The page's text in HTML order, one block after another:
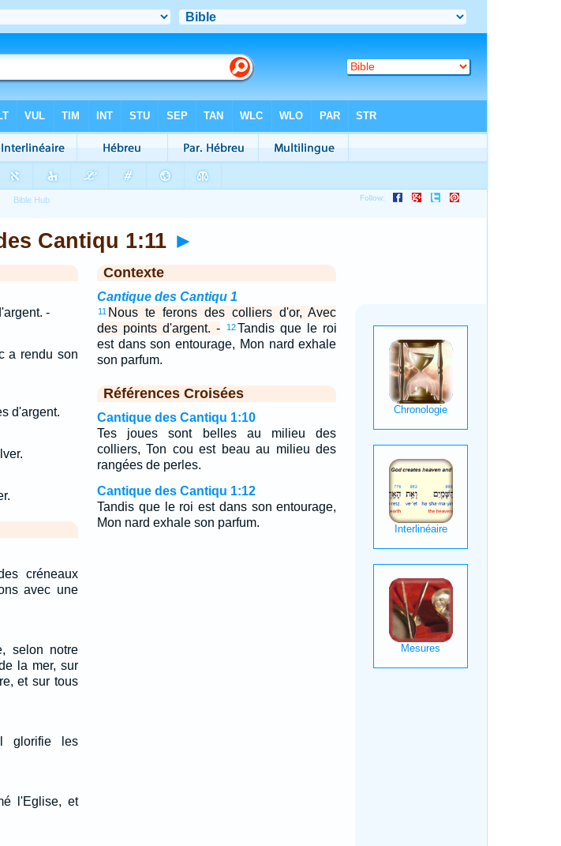
Cantiqu 1:11 ►
-
a rendu son
d'argent.
créneaux
avec une
selon notre
la mer, sur
et sur tous
glorifie les
l'Eglise, et
Contexte
Cantique des Cantiqu 1
11 Nous te ferons des colliers d'or, Avec
des points d'argent. -
12Tandis que le roi
est dans son entourage, Mon nard exhale
son parfum.
Références Croisées
Cantique des Cantiqu 1:10
Tes joues sont belles au milieu des
colliers, Ton cou est beau au milieu des
rangées de perles.
Cantique des Cantiqu 1:12
Tandis que le roi est dans son entourage,
Mon nard exhale son parfum.